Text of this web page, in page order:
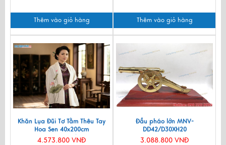
Thêm vào giỏ hàng Thêm vào giỏ hàng
Khăn Lụa Đũi Tơ Tằm Thêu Tay
Hoa Sen 40x200cm
KLNC40200/10
4.573.800 VNĐ
Đầu pháo lớn MNV-
DD42/D30XH20
3.088.800 VNĐ